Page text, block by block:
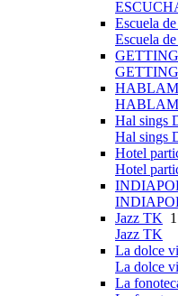
Escuela
Escuela
Hal sings
Hal sings
Hotel
Hotel
Jazz TK
Jazz TK
La dolce
La dolce
La